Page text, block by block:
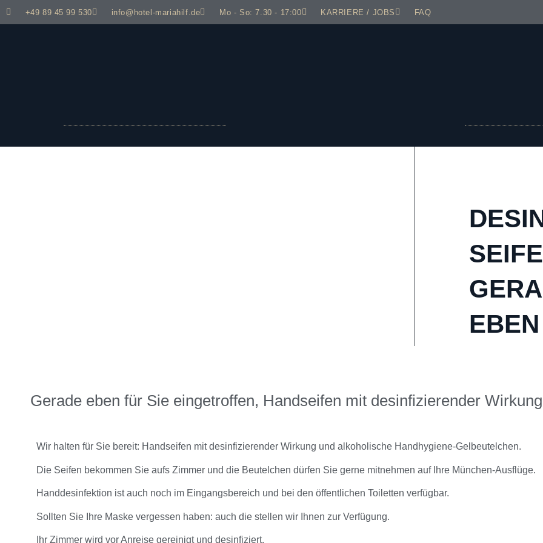
+49 89 45 99 530 info@hotel-mariahilf.de Mo - So: 7.30 - 17:00 KARRIERE / JOBS FAQ
EBEN
Gerade eben für Sie eingetroffen, Handseifen mit desinfizierender
Wir halten für Sie bereit: Handseifen mit desinfizierender Wirkung und alkoholische Handhygiene-Gelbeutelchen.
Die Seifen bekommen Sie aufs Zimmer und die Beutelchen dürfen Sie gerne mitnehmen auf Ihre München-Ausflüge.
Handdesinfektion ist auch noch im Eingangsbereich und bei den öffentlichen Toiletten verfügbar.
Sollten Sie Ihre Maske vergessen haben: auch die stellen wir Ihnen zur Verfügung.
Ihr Zimmer wird vor Anreise gereinigt und desinfiziert.